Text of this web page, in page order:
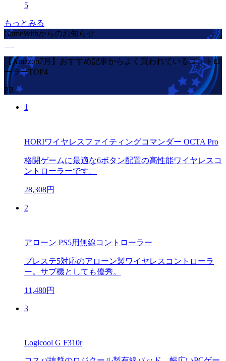
5
もっとみる
GameWithからのお知らせ
【Amazon7月】おすすめ記事からよく買われているコントロ
ーラーTOP4
PR
1
HORIワイヤレスファイティングコマンダー OCTA Pro
格闘ゲームに最適な6ボタン配置の高性能ワイヤレスコ
ントローラーです。
28,308円
2
アローン PS5用無線コントローラー
プレステ5対応のアローン製ワイヤレスコントローラ
ー。サブ機としても優秀。
11,480円
3
Logicool G F310r